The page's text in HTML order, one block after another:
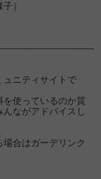
）
ュニティサイトで
使っているのか質
ながアドバイスし
合はガーデリンク